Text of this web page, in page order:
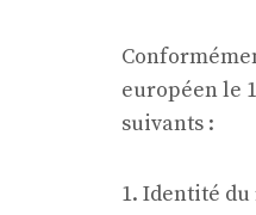
européen le
suivants :
1. Identité